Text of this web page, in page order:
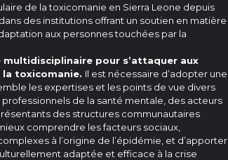
de la toxicomanie en Sierra Leone depuis
des institutions offrant un soutien en matière
aux personnes touchées par la
pour s’attaquer aux
la toxicomanie. Il est nécessaire d’adopter une
les expertises et les points de vue divers
professionnels de la santé mentale, des acteurs
des structures communautaires
comprendre les facteurs sociaux,
à l’origine de l’épidémie, et d’apporter
adaptée et efficace à la crise